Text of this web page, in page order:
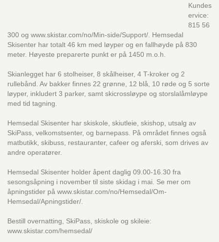
Kundes
ervice:
815 56
300 og www.skistar.com/no/Min-side/Support/. Hemsedal
Skisenter har totalt 46 km med løyper og en fallhøyde på 830
meter. Høyeste preparerte punkt er på 1450 m.o.h.
Skianlegget har 6 stolheiser, 8 skålheiser, 4 T-kroker og 2
rullebånd. Av bakker finnes 22 grønne, 12 blå, 10 røde og 5 sorte
løyper, inkludert 3 parker, samt skicrossløype og storslalåmløype
med tid tagning.
Hemsedal Skisenter har skiskole, skiutleie, skishop, utsalg av
SkiPass, velkomstsenter, og barnepass. På området finnes også
matbutikk, skibuss, restauranter, cafeer og aferski, som drives av
andre operatører.
Hemsedal Skisenter holder åpent daglig 09.00-16.30 fra
sesongsåpning i november til siste skidag i mai. Se mer om
åpningstider på www.skistar.com/no/Hemsedal/Om-
Hemsedal/Apningstider/.
Bestill overnatting, SkiPass, skiskole og skileie:
www.skistar.com/hemsedal/